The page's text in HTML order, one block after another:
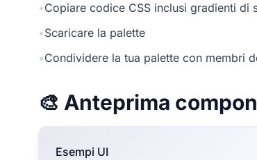
•Copiare codice CSS inclusi gradienti
•Scaricare la palette
•Condividere la tua palette con membri
🎨 Anteprima
Esempi UI